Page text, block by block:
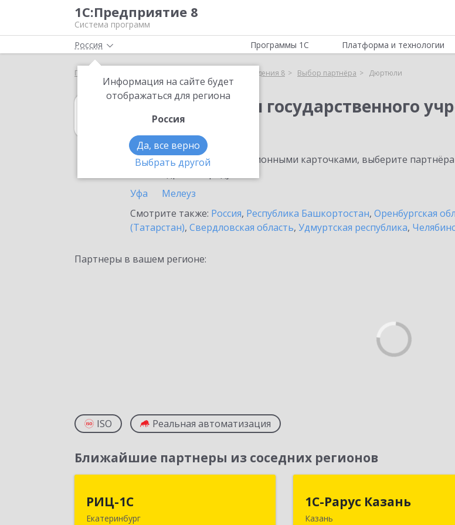
1С:Предприятие 8
Система программ
Россия
Информация на сайте будет
отображаться для региона
Россия
Да, все верно
Выбрать другой
Программы 1С Платформа и технологии
Главная 1С:Бухгалтерия государственного учреждения 8 Выбор партнёра Дюртюли
1С:Бухгалтерия государственного
в Дюртюлях
Ознакомьтесь с информационными карточками, выберите
Уфа
Мелеуз
Смотрите также: Россия, Республика Башкортостан, Оренбургская
(Татарстан), Свердловская область, Удмуртская республика,
Партнеры в вашем регионе:
ISO Реальная автоматизация
Ближайшие партнеры из соседних регионов
РИЦ-1С
Екатеринбург
1С-Рарус Казань
Казань420088, Татарстан Респ,